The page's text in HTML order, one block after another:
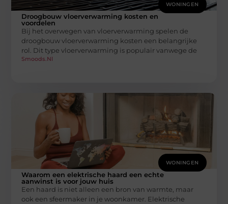
WONINGEN
Droogbouw vloerverwarming kosten en
voordelen
Bij het overwegen van vloerverwarming spelen de
droogbouw vloerverwarming kosten een belangrijke
rol. Dit type vloerverwarming is populair vanwege de
Smoods.nl
WONINGEN
Waarom een elektrische haard een echte
aanwinst is voor jouw huis
Een haard is niet alleen een bron van warmte, maar
ook een sfeermaker in je woonkamer. Elektrische